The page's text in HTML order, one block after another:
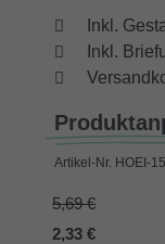
Inkl.
Inkl.
Artikel-Nr. HOEI-
5,69 €
2,33 €